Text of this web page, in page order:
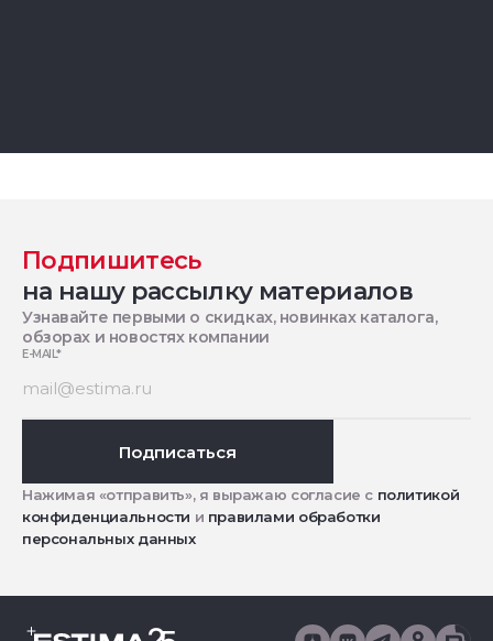
Подпишитесь
на нашу рассылку материалов
Узнавайте первыми о скидках, новинках каталога,
обзорах и новостях компании
E-MAIL*
Подписаться
Нажимая «отправить», я выражаю согласие с политикой
конфиденциальности и правилами обработки
персональных данных